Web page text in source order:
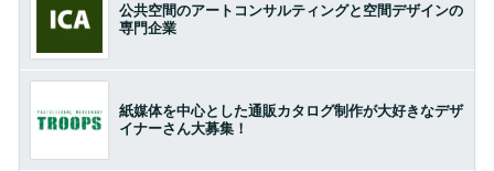
公共空間のアートコンサルティングと空間デザインの
専門企業
紙媒体を中心とした通販カタログ制作が大好きなデザ
イナーさん大募集！